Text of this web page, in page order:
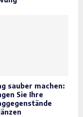
sauber machen:
Sie Ihre